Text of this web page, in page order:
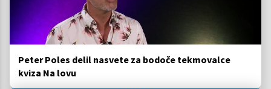
Peter Poles delil nasvete za bodoče tekmovalce
kviza Na lovu